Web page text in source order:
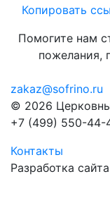
Копировать
Помогите нам
пожелания,
zakaz@sofrino.ru
© 2026
+7 (499) 550-44-
Контакты
Разработка сайта